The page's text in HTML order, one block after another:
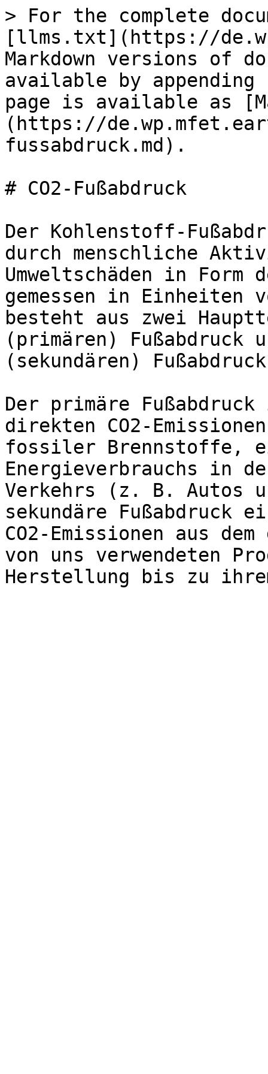
> For the complete
[llms.txt](https://
Markdown versions of
available by
page is available as
(https://
fussabdruck.md).
# CO2-Fußabdruck
Der Kohlenstoff-
durch menschliche
Umweltschäden in Form
gemessen in Einheiten
besteht aus zwei
(primären) Fußabdruck
(sekundären)
Der primäre
direkten CO2-
fossiler Brennstoffe,
Energieverbrauchs in
Verkehrs (z. B. Autos
sekundäre Fußabdruck
CO2-Emissionen aus
von uns verwendeten